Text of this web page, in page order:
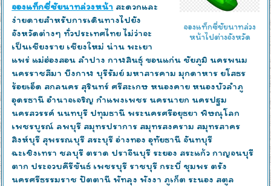
จองแท็กซี่ชัยนาทล่วง
หน้าไปต่างจังหวัด
จองแท็กซี่ชัยนาทล่วงหน้า สะดวกและ
ง่ายดายสำหรับการเดินทางไปยัง
จังหวัดต่างๆ ทั่วประเทศไทย ไม่ว่าจะ
เป็นเชียงราย เชียงใหม่ น่าน พะเยา
แพร่ แม่ฮ่องสอน ลำปาง กาฬสินธุ์ ขอนแก่น ชัยภูมิ นครพนม
นครราชสีมา บึงกาฬ บุรีรัมย์ มหาสารคาม มุกดาหาร ยโสธร
ร้อยเอ็ด สกลนคร สุรินทร์ ศรีสะเกษ หนองคาย หนองบัวลำภู
อุดรธานี อำนาจเจริญ กำแพงเพชร นครนายก นครปฐม
นครสวรรค์ นนทบุรี ปทุมธานี พระนครศรีอยุธยา พิษณุโลก
เพชรบูรณ์ ลพบุรี สมุทรปราการ สมุทรสงคราม สมุทรสาคร
สิงห์บุรี สุพรรณบุรี สระบุรี อ่างทอง อุทัยธานี จันทบุรี
ฉะเชิงเทรา ชลบุรี ตราด ปราจีนบุรี ระยอง สระแก้ว กาญจนบุรี
ตาก ประจวบคีรีขันธ์ เพชรบุรี ราชบุรี กระบี่ ชุมพร ตรัง
นครศรีธรรมราช ปัตตานี พัทลุง พังงา ภูเก็ต ระนอง สตูล